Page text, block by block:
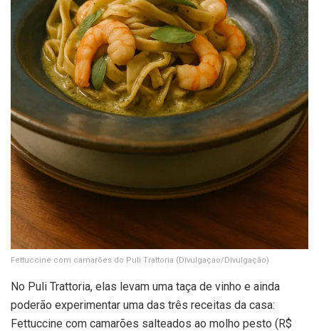
Fettuccine com camarões do Puli Trattoria (Divulgaçao/Divulgação)
No Puli Trattoria, elas levam uma taça de vinho e ainda
poderão experimentar uma das três receitas da casa:
Fettuccine com camarões salteados ao molho pesto (R$